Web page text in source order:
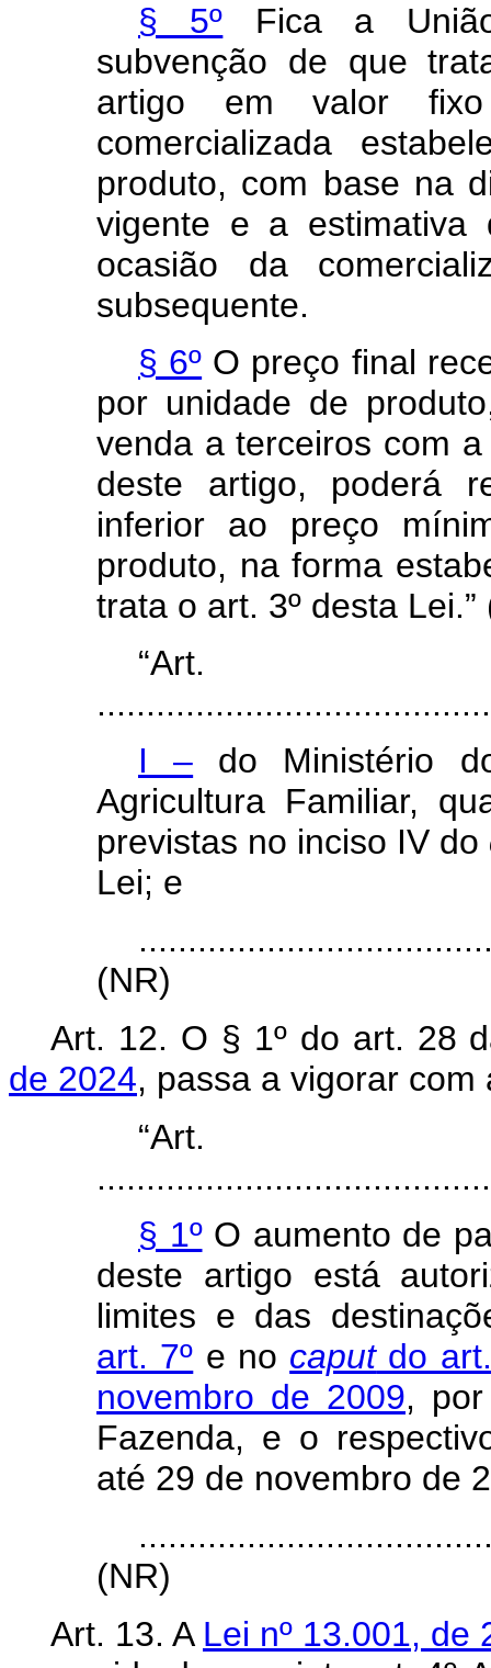
§ 5º Fica a
subvenção de que
artigo em valor
comercializada
produto, com base na
vigente e a
ocasião da
subsequente.
§ 6º O preço final
por unidade de
venda a terceiros com
deste artigo, poderá
inferior ao preço
produto, na forma
trata o art. 3º desta Lei.”
I – do Ministério
Agricultura Familiar,
previstas no inciso IV do
Lei; e
(NR)
Art. 12. O § 1º do art. 28
de 2024, passa a vigorar
§ 1ºO aumento de
deste artigo está
limites e das
art. 7º e no caputdo art.
novembro de 2009,
Fazenda, e o
até 29 de novembro de
(NR)
Art. 13. A Lei nº 13.001, de